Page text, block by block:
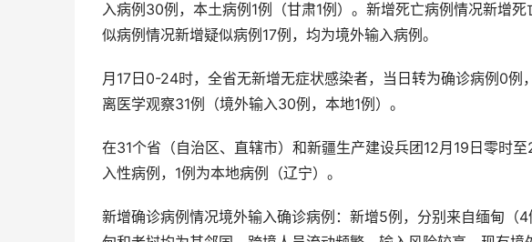
入病例30例，本土病例1例（甘肃1例）。新增死亡病例情况新增
似病例情况新增疑似病例17例，均为境外输入病例。
月17日0-24时，全省无新增无症状感染者，当日转为确诊病例0
离医学观察31例（境外输入30例，本地1例）。
在31个省（自治区、直辖市）和新疆生产建设兵团12月19日零时
入性病例，1例为本地病例（辽宁）。
新增确诊病例情况境外输入确诊病例：新增5例，分别来自缅甸（